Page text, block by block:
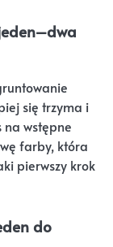
się trzyma i
na wstępne
farby, która
pierwszy krok
do